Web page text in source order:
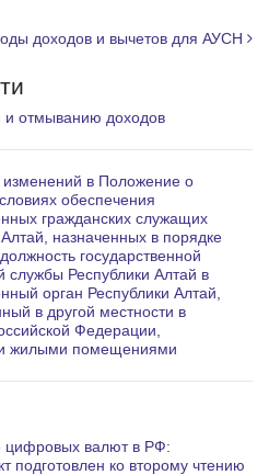
доходов и вычетов для АУСН
и отмыванию доходов
в Положение о
обеспечения
гражданских служащих
назначенных в порядке
государственной
службы Республики Алтай в
орган Республики Алтай,
в другой местности в
Федерации,
жилыми помещениями
валют в РФ:
подготовлен ко второму чтению